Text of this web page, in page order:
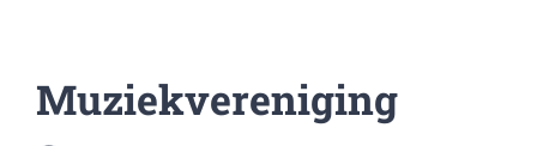
Muziekvereniging